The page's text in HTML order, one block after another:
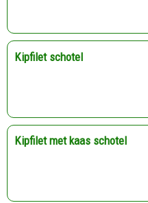
Kipfilet schotel
Kipfilet met kaas schotel